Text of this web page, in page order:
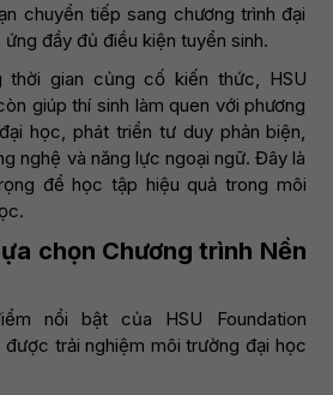
chuyển tiếp sang chương trình đại
đầy đủ điều kiện tuyển sinh.
thời gian củng cố kiến thức, HSU
giúp thí sinh làm quen với phương
học, phát triển tư duy phản biện,
nghệ và năng lực ngoại ngữ. Đây là
để học tập hiệu quả trong môi
chọn Chương trình Nền
nổi bật của HSU Foundation
được trải nghiệm môi trường đại học